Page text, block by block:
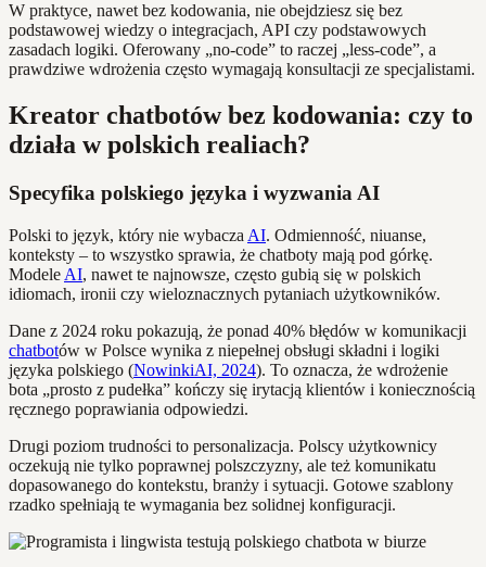
W praktyce, nawet bez kodowania, nie obejdziesz się bez
podstawowej wiedzy o integracjach, API czy podstawowych
zasadach logiki. Oferowany „no-code” to raczej „less-code”, a
prawdziwe wdrożenia często wymagają konsultacji ze specjalistami.
Kreator chatbotów bez kodowania: czy to
działa w polskich realiach?
Specyfika polskiego języka i wyzwania AI
Polski to język, który nie wybacza AI. Odmienność, niuanse,
konteksty – to wszystko sprawia, że chatboty mają pod górkę.
Modele AI, nawet te najnowsze, często gubią się w polskich
idiomach, ironii czy wieloznacznych pytaniach użytkowników.
Dane z 2024 roku pokazują, że ponad 40% błędów w komunikacji
chatbotów w Polsce wynika z niepełnej obsługi składni i logiki
języka polskiego (NowinkiAI, 2024). To oznacza, że wdrożenie
bota „prosto z pudełka” kończy się irytacją klientów i koniecznością
ręcznego poprawiania odpowiedzi.
Drugi poziom trudności to personalizacja. Polscy użytkownicy
oczekują nie tylko poprawnej polszczyzny, ale też komunikatu
dopasowanego do kontekstu, branży i sytuacji. Gotowe szablony
rzadko spełniają te wymagania bez solidnej konfiguracji.